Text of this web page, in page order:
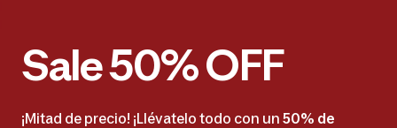
Sale 50% OFF
¡Mitad de precio! ¡Llévatelo todo con un 50% de